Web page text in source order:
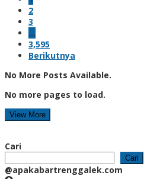
2
3
…
3,595
Berikutnya
No More Posts Available.
No more pages to load.
View More
Cari
Cari
@apakabartrenggalek.com